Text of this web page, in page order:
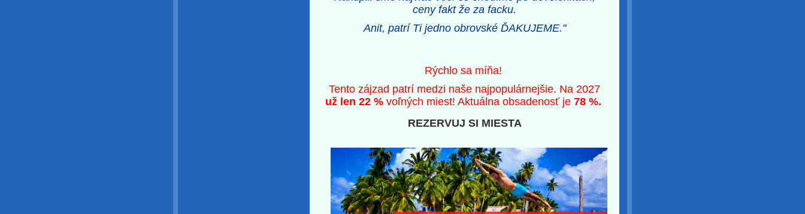
ceny fakt že za facku.
Anit, patrí Ti jedno obrovské ĎAKUJEME."
Rýchlo sa míňa!
Tento zájzad patrí medzi naše najpopulárnejšie. Na 2027
už len 22 % voľných miest! Aktuálna obsadenosť je 78 %.
REZERVUJ SI MIESTA